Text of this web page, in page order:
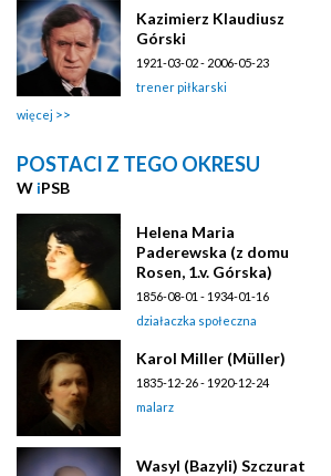
Kazimierz Klaudiusz
Górski
1921-03-02 - 2006-05-23
trener piłkarski
więcej
POSTACI Z TEGO OKRESU
W iPSB
Helena Maria
Paderewska (z domu
Rosen, 1.v. Górska)
1856-08-01 - 1934-01-16
działaczka społeczna
Karol Miller (Müller)
1835-12-26 - 1920-12-24
malarz
Wasyl (Bazyli) Szczurat